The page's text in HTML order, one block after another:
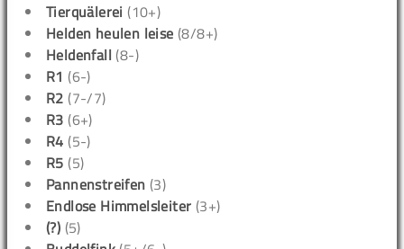
Tierquälerei (10+)
Helden heulen leise (8/8+)
Heldenfall (8-)
R1 (6-)
R2 (7-/7)
R3 (6+)
R4 (5-)
R5 (5)
Pannenstreifen (3)
Endlose Himmelsleiter (3+)
(?) (5)